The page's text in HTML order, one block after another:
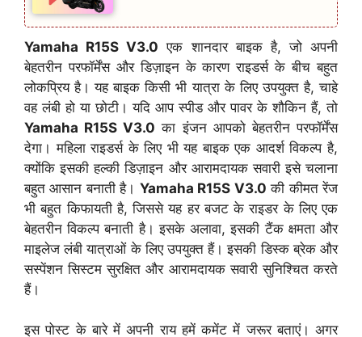
Yamaha R15S V3.0 एक शानदार बाइक है, जो अपनी
बेहतरीन परफॉर्मेंस और डिज़ाइन के कारण राइडर्स के बीच बहुत
लोकप्रिय है। यह बाइक किसी भी यात्रा के लिए उपयुक्त है, चाहे
वह लंबी हो या छोटी। यदि आप स्पीड और पावर के शौकिन हैं, तो
Yamaha R15S V3.0 का इंजन आपको बेहतरीन परफॉर्मेंस
देगा। महिला राइडर्स के लिए भी यह बाइक एक आदर्श विकल्प है,
क्योंकि इसकी हल्की डिज़ाइन और आरामदायक सवारी इसे चलाना
बहुत आसान बनाती है। Yamaha R15S V3.0 की कीमत रेंज
भी बहुत किफायती है, जिससे यह हर बजट के राइडर के लिए एक
बेहतरीन विकल्प बनाती है। इसके अलावा, इसकी टैंक क्षमता और
माइलेज लंबी यात्राओं के लिए उपयुक्त हैं। इसकी डिस्क ब्रेक और
सस्पेंशन सिस्टम सुरक्षित और आरामदायक सवारी सुनिश्चित करते
हैं।
इस पोस्ट के बारे में अपनी राय हमें कमेंट में जरूर बताएं। अगर